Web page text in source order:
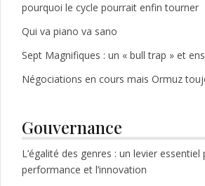
pourquoi le cycle pourrait enfin tourner
Qui va piano va sano
Sept Magnifiques : un « bull trap » et
Négociations en cours mais Ormuz
Gouvernance
L’égalité des genres : un levier essentiel
performance et l’innovation